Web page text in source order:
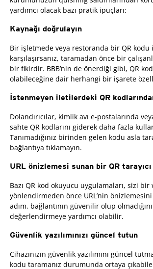
yardımcı olacak bazı pratik ipuçları:
Kaynağı doğrulayın
Bir işletmede veya restoranda bir QR kodu
karşılaşırsanız, taramadan önce bir
bir fikirdir. BBB’nin de önerdiği gibi, QR
olabileceğine dair herhangi bir işarete
İstenmeyen iletilerdeki QR
Dolandırıcılar, kimlik avı e-postalarında
sahte QR kodlarını giderek daha fazla
Tanımadığınız birinden gelen kodu asla
bağlantıya tıklamayın.
URL önizlemesi sunan bir QR
Bazı QR kod okuyucu uygulamaları, sizi
yönlendirmeden önce URL’nin
adım, bağlantının güvenilir olup olmadığını
değerlendirmeye yardımcı olabilir.
Güvenlik yazılımınızı güncel tutun
Cihazınızın güvenlik yazılımını güncel
kodu taramanız durumunda ortaya